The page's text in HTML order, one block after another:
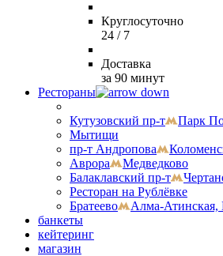
Круглосуточно
24 / 7
Доставка
за 90 минут
Рестораны
Кутузовский пр-т
Парк
Мытищи
пр-т Андропова
Аврора
Медведково
Балаклавский пр-т
Ресторан на Рублёвке
Братеево
Алма-Атинская,
банкеты
кейтеринг
магазин